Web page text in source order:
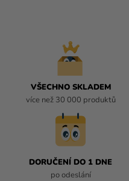
VŠECHNO SKLADEM
více než 30 000 produktů
DORUČENÍ DO 1 DNE
po odeslání